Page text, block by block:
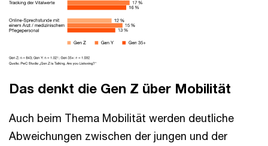
Das denkt die Gen Z über Mobilität
Auch beim Thema Mobilität werden deutliche
Abweichungen zwischen der jungen und der